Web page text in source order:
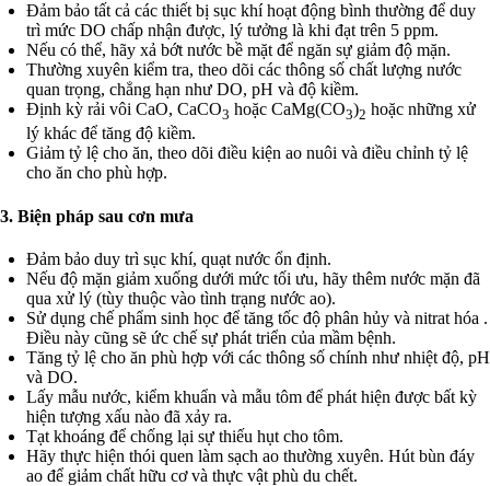
Đảm bảo tất cả các thiết bị sục khí hoạt động bình thường để duy
trì mức DO chấp nhận được, lý tưởng là khi đạt trên 5 ppm.
Nếu có thể, hãy xả bớt nước bề mặt để ngăn sự giảm độ mặn.
Thường xuyên kiểm tra, theo dõi các thông số chất lượng nước
quan trọng, chẳng hạn như DO, pH và độ kiềm.
Định kỳ rải vôi CaO, CaCO3 hoặc CaMg(CO3)2 hoặc những xử
lý khác để tăng độ kiềm.
Giảm tỷ lệ cho ăn, theo dõi điều kiện ao nuôi và điều chỉnh tỷ lệ
cho ăn cho phù hợp.
3. Biện pháp sau cơn mưa
Đảm bảo duy trì sục khí, quạt nước ổn định.
Nếu độ mặn giảm xuống dưới mức tối ưu, hãy thêm nước mặn đã
qua xử lý (tùy thuộc vào tình trạng nước ao).
Sử dụng chế phẩm sinh học để tăng tốc độ phân hủy và nitrat hóa .
Điều này cũng sẽ ức chế sự phát triển của mầm bệnh.
Tăng tỷ lệ cho ăn phù hợp với các thông số chính như nhiệt độ, pH
và DO.
Lấy mẫu nước, kiểm khuẩn và mẫu tôm để phát hiện được bất kỳ
hiện tượng xấu nào đã xảy ra.
Tạt khoáng để chống lại sự thiếu hụt cho tôm.
Hãy thực hiện thói quen làm sạch ao thường xuyên. Hút bùn đáy
ao để giảm chất hữu cơ và thực vật phù du chết.